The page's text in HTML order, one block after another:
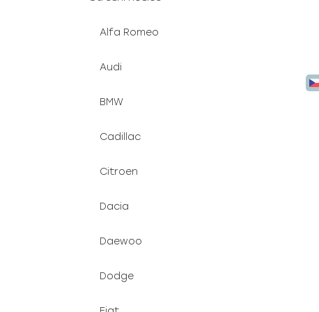
Alfa Romeo
Audi
BMW
Cadillac
Citroen
Dacia
Daewoo
Dodge